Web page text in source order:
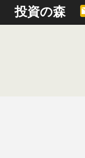
投資の森